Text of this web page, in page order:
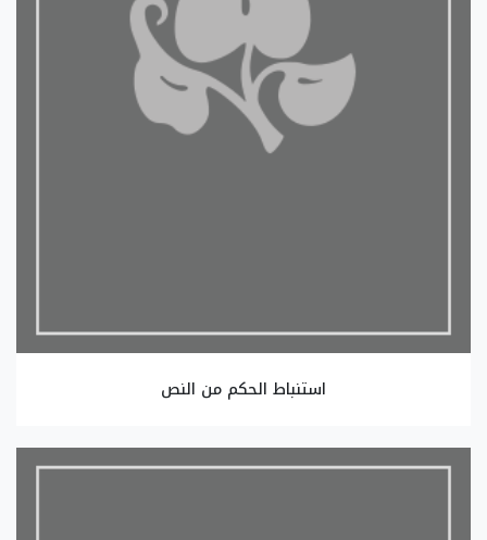
استنباط الحكم من النص